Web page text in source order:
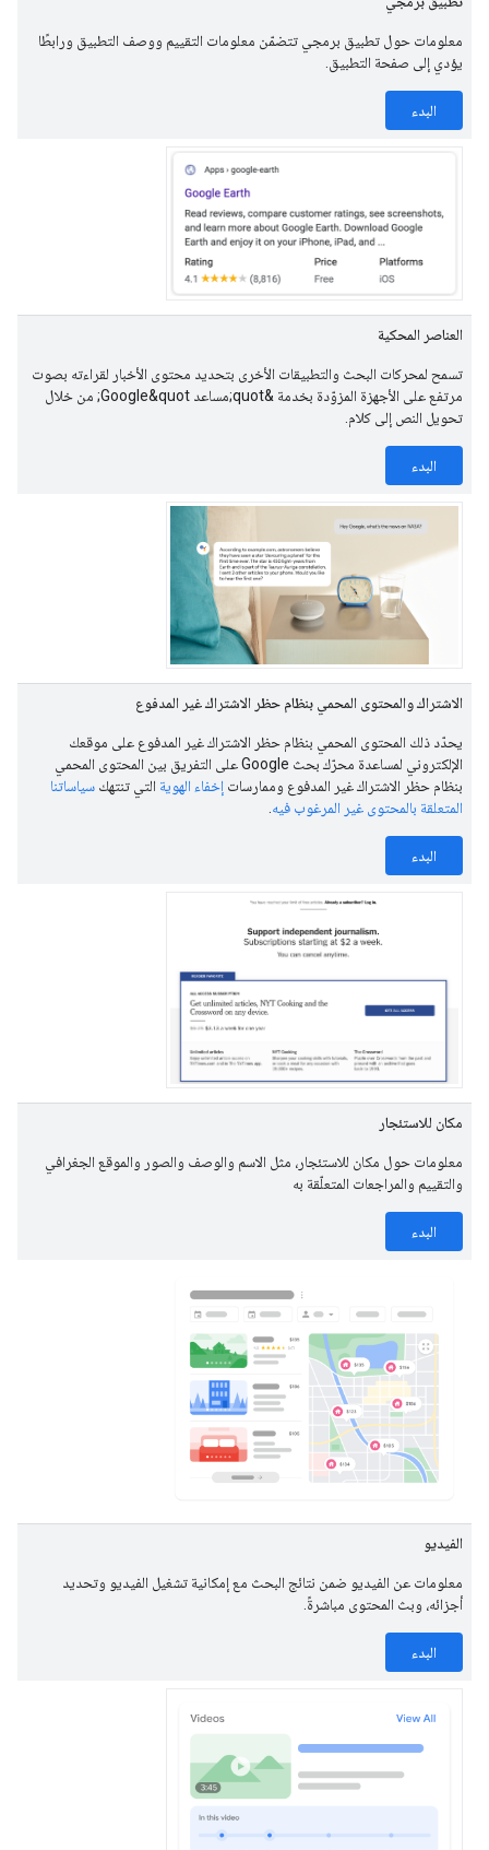
معلومات حول تطبيق برمجي تتضمّن معلومات التقييم ووصف التطبيق ورابطًا
يؤدي إلى صفحة التطبيق.
البدء
العناصر المحكية
تسمح لمحركات البحث والتطبيقات الأخرى بتحديد محتوى الأخبار لقراءته بصوت
مرتفع على الأجهزة المزوّدة بخدمة &quot;مساعد Google&quot; من خلال
تحويل النص إلى كلام.
البدء
الاشتراك والمحتوى المحمي بنظام حظر الاشتراك غير المدفوع
يحدّد ذلك المحتوى المحمي بنظام حظر الاشتراك غير المدفوع على موقعك
الإلكتروني لمساعدة محرّك بحث Google على التفريق بين المحتوى المحمي
بنظام حظر الاشتراك غير المدفوع وممارسات إخفاء الهوية التي تنتهك سياساتنا
المتعلقة بالمحتوى غير المرغوب فيه.
البدء
مكان للاستئجار
معلومات حول مكان للاستئجار، مثل الاسم والوصف والصور والموقع الجغرافي
والتقييم والمراجعات المتعلّقة به
البدء
الفيديو
معلومات عن الفيديو ضمن نتائج البحث مع إمكانية تشغيل الفيديو وتحديد
أجزائه، وبث المحتوى مباشرةً.
البدء